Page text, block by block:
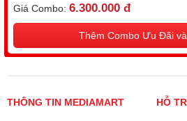
Thêm đồ
Mâm giặt
Mâm giặt
Giá Combo: 6.300.000 đ
Thêm Combo Ưu Đãi
THÔNG TIN MEDIAMART HỖ